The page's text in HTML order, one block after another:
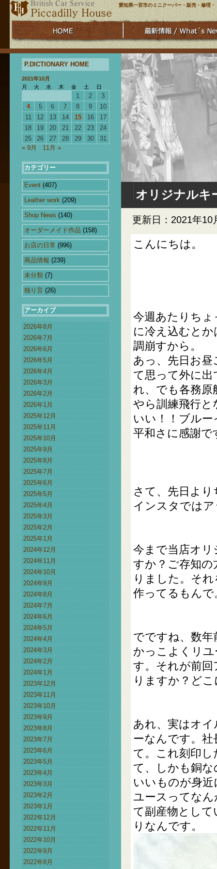
愛知県一宮市のミニクーパー・販売・修理
P.DICTIONARY HOME
2021年10月
月
火 水 木 金 土 日
1 2
3
4
5 6 7 8 9
10
11
12 13 14 15 16
17
18
19 20 21 22 23
24
25
26 27 28 29 30
31
« 9月
11月 »
カテゴリー
Event (407)
Leather work (209)
Shop News (140)
オーダーメイド作品 (158)
お店の日常 (996)
商品情報 (239)
未分類 (7)
独り言 (26)
アーカイブ
2026年8月
2026年7月
2026年6月
2026年5月
2026年4月
2026年3月
2026年2月
2026年1月
2025年12月
2025年11月
2025年10月
2025年9月
2025年8月
2025年7月
2025年6月
2025年5月
2025年4月
2025年3月
2025年2月
2025年1月
2024年12月
2024年11月
2024年10月
2024年9月
2024年8月
2024年7月
2024年6月
2024年5月
2024年4月
2024年3月
2024年2月
2024年1月
2023年12月
2023年11月
2023年10月
2023年9月
2023年8月
2023年7月
2023年6月
2023年5月
2023年4月
2023年3月
2023年2月
2023年1月
2022年12月
2022年11月
2022年10月
2022年9月
2022年8月
オリジナルキ
更新日：2021年10
こんにちは。
今週あたりち
に冷え込むと
調崩すから。
あっ、先日お
て思って外に
れ、でも各務
やら訓練飛行
いい！！ブル
平和さに感謝で
さて、先日よ
インスタでは
今まで当店オ
すか？ご存知
りました。そ
作ってるもんで
でですね、数
かっこよくリ
す。それが前
りますか？ど
あれ、実はオ
ーなんです。
て。これ刻印
て、しかも銅
いいものが身
ユースってな
て副産物とし
りなんです。